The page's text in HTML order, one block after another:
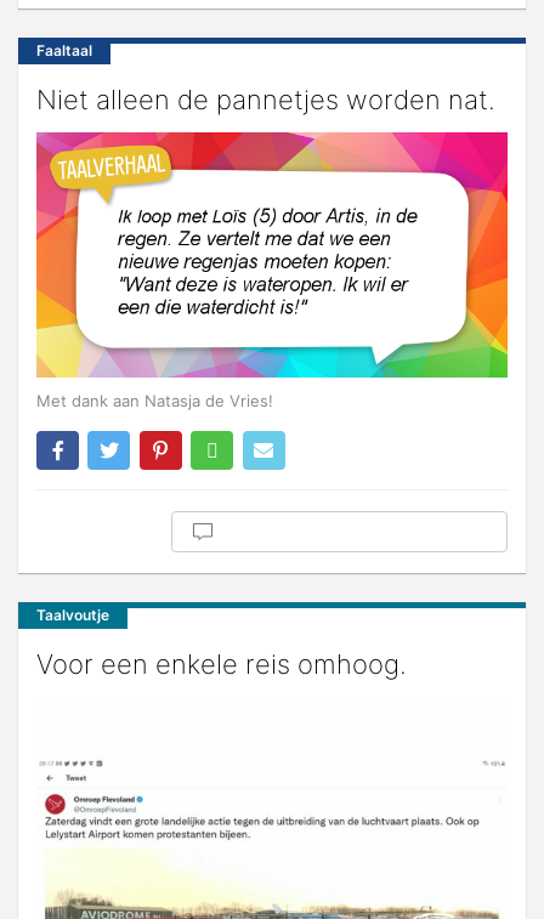
Faaltaal
Niet alleen de pannetjes worden nat.
Met dank aan Natasja de Vries!
Taalvoutje
Voor een enkele reis omhoog.